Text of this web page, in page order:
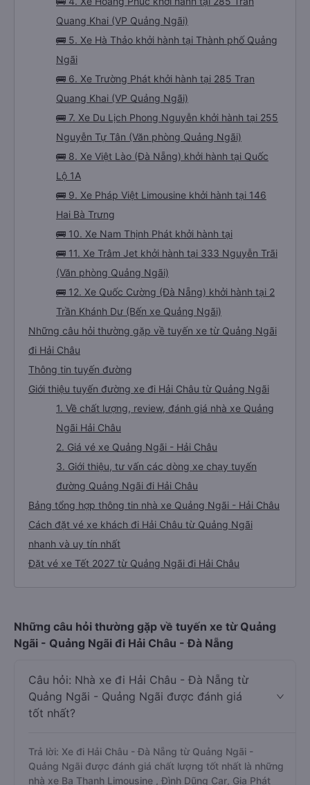
Quang Khai (VP Quảng Ngãi)
🚌 5. Xe Hà Thảo khởi hành tại Thành phố Quảng
Ngãi
🚌 6. Xe Trường Phát khởi hành tại 285 Tran
Quang Khai (VP Quảng Ngãi)
🚌 7. Xe Du Lịch Phong Nguyễn khởi hành tại 255
Nguyễn Tự Tân (Văn phòng Quảng Ngãi)
🚌 8. Xe Việt Lào (Đà Nẵng) khởi hành tại Quốc
Lộ 1A
🚌 9. Xe Pháp Việt Limousine khởi hành tại 146
Hai Bà Trưng
🚌 10. Xe Nam Thịnh Phát khởi hành tại
🚌 11. Xe Trâm Jet khởi hành tại 333 Nguyễn Trãi
(Văn phòng Quảng Ngãi)
🚌 12. Xe Quốc Cường (Đà Nẵng) khởi hành tại 2
Trần Khánh Dư (Bến xe Quảng Ngãi)
Những câu hỏi thường gặp về tuyến xe từ Quảng Ngãi
đi Hải Châu
Thông tin tuyến đường
Giới thiệu tuyến đường xe đi Hải Châu từ Quảng Ngãi
1. Về chất lượng, review, đánh giá nhà xe Quảng
Ngãi Hải Châu
2. Giá vé xe Quảng Ngãi - Hải Châu
3. Giới thiệu, tư vấn các dòng xe chạy tuyến
đường Quảng Ngãi đi Hải Châu
Bảng tổng hợp thông tin nhà xe Quảng Ngãi - Hải Châu
Cách đặt vé xe khách đi Hải Châu từ Quảng Ngãi
nhanh và uy tín nhất
Đặt vé xe Tết 2027 từ Quảng Ngãi đi Hải Châu
Những câu hỏi thường gặp về tuyến xe từ Quảng
Ngãi - Quảng Ngãi đi Hải Châu - Đà Nẵng
Câu hỏi: Nhà xe đi Hải Châu - Đà Nẵng từ
Quảng Ngãi - Quảng Ngãi được đánh giá
tốt nhất?
Trả lời: Xe đi Hải Châu - Đà Nẵng từ Quảng Ngãi -
Quảng Ngãi được đánh giá chất lượng tốt nhất là những
nhà xe Ba Thanh Limousine , Đình Dũng Car, Gia Phát